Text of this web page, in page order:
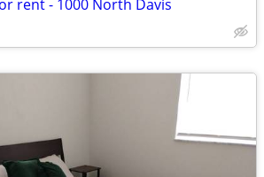
rent - 1000 North Davis